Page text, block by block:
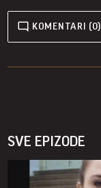
KOMENTARI (0)
SVE EPIZODE